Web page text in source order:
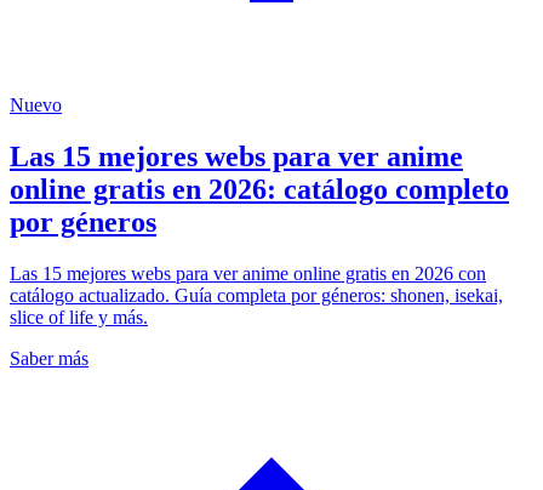
Nuevo
Las 15 mejores webs para ver anime
online gratis en 2026: catálogo completo
por géneros
Las 15 mejores webs para ver anime online gratis en 2026 con
catálogo actualizado. Guía completa por géneros: shonen, isekai,
slice of life y más.
Saber más